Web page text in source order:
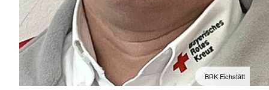
BRK Eichstätt